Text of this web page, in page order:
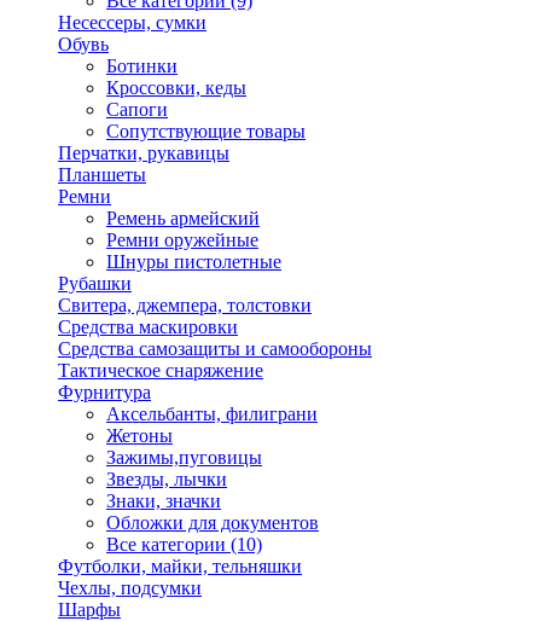
Несессеры, сумки
Обувь
Ботинки
Кроссовки, кеды
Сапоги
Сопутствующие товары
Перчатки, рукавицы
Планшеты
Ремни
Ремень армейский
Ремни оружейные
Шнуры пистолетные
Рубашки
Свитера, джемпера, толстовки
Средства маскировки
Средства самозащиты и самообороны
Тактическое снаряжение
Фурнитура
Аксельбанты, филиграни
Жетоны
Зажимы,пуговицы
Звезды, лычки
Знаки, значки
Обложки для документов
Все категории (10)
Футболки, майки, тельняшки
Чехлы, подсумки
Шарфы